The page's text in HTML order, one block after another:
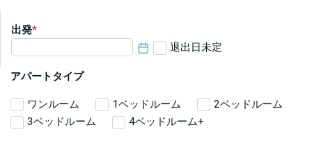
出発*
退出日未定
アパートタイプ
ワンルーム 1ベッドルーム
2ベッドルーム
3ベッドルーム
4ベッドルーム+